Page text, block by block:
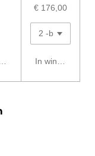
€ 176,00
In winkelwagen